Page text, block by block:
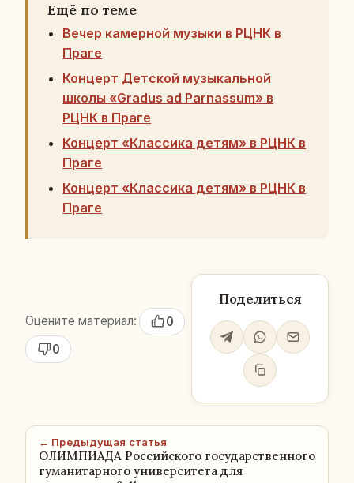
Ещё по теме
Вечер камерной музыки в РЦНК в
Праге
Концерт Детской музыкальной
школы «Gradus ad Parnassum» в
РЦНК в Праге
Концерт «Классика детям» в РЦНК в
Праге
Концерт «Классика детям» в РЦНК в
Праге
Оцените материал:
0
0
Поделиться
← Предыдущая статья
ОЛИМПИАДА Российского государственного
гуманитарного университета для